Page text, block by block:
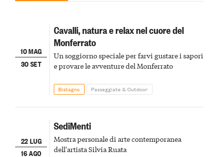
10 MAG
30 SET
Cavalli, natura e relax nel cuore del
Monferrato
Un soggiorno speciale per farvi gustare i sapori
e provare le avventure del Monferrato
Bistagno Passeggiate & Outdoor
22 LUG
16 AGO
SediMenti
Mostra personale di arte contemporanea
dell'artista Silvia Ruata